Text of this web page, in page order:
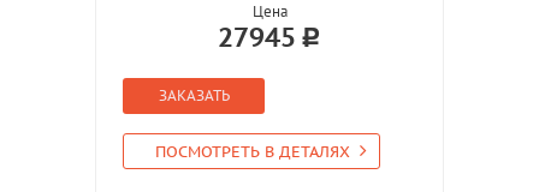
Цена
27945
ЗАКАЗАТЬ
ПОСМОТРЕТЬ В ДЕТАЛЯХ